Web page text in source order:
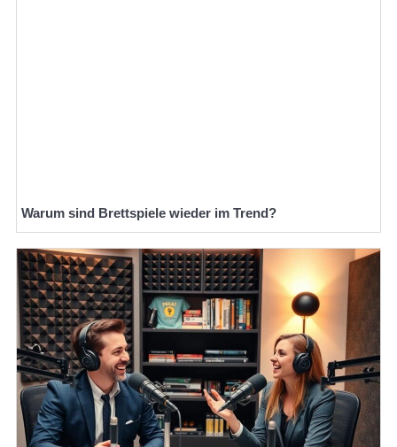
Warum sind Brettspiele wieder im Trend?